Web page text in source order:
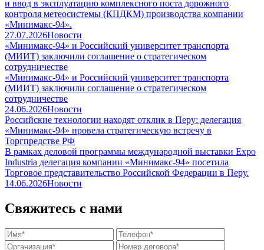
и ввод в эксплуатацию комплексного поста дорожного
контроля метеосистемы (КПДКМ) производства компании
«Минимакс-94».
27.07.2026Новости
«Минимакс-94» и Российский университет транспорта
(МИИТ) заключили соглашение о стратегическом
сотрудничестве
«Минимакс-94» и Российский университет транспорта
(МИИТ) заключили соглашение о стратегическом
сотрудничестве
24.06.2026Новости
Российские технологии находят отклик в Перу: делегация
«Минимакс-94» провела стратегическую встречу в
Торгпредстве РФ
В рамках деловой программы международной выставки Expo
Industria делегация компании «Минимакс-94» посетила
Торговое представительство Российской Федерации в Перу.
14.06.2026Новости
Свяжитесь с нами